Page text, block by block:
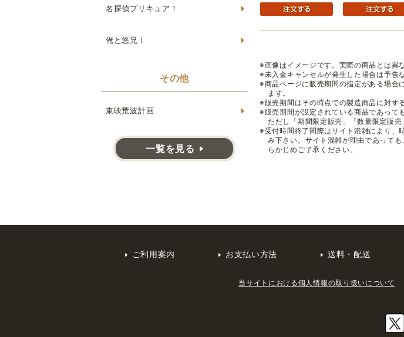
※画像はイメージです。実際の商品とは異
※未入金キャンセルが発生した場合は予告
※商品ページに販売期間の指定がある場合
ます。
※販売期間はその時点での製造商品に対す
※販売期間が設定されている商品であって
ただし「期間限定販売」「数量限定販
※受付時間終了間際はサイト混雑により、
み下さい。サイト混雑が理由であって
らかじめご了承ください。
名探偵プリキュア！
俺と悠兄！
その他
東映荒波計画
一覧を見る
ご利用案内 お支払い方法 送料・配送
当サイトにおける個人情報の取り扱いについて